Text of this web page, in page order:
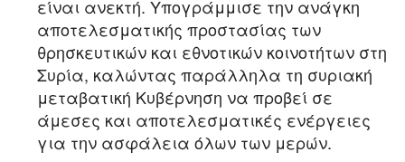
είναι ανεκτή. Υπογράμμισε την ανάγκη
αποτελεσματικής προστασίας των
θρησκευτικών και εθνοτικών κοινοτήτων στη
Συρία, καλώντας παράλληλα τη συριακή
μεταβατική Κυβέρνηση να προβεί σε
άμεσες και αποτελεσματικές ενέργειες
για την ασφάλεια όλων των μερών.